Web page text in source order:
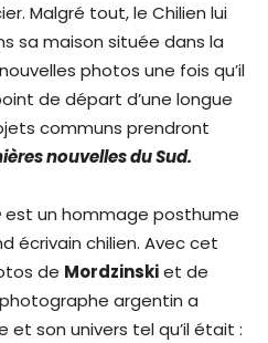
Malgré tout, le Chilien lui
sa maison située dans la
photos une fois qu’il
de départ d’une longue
communs prendront
nouvelles du Sud.
est un hommage posthume
écrivain chilien. Avec cet
de Mordzinskiet de
argentin a
et son univers tel qu’il était :